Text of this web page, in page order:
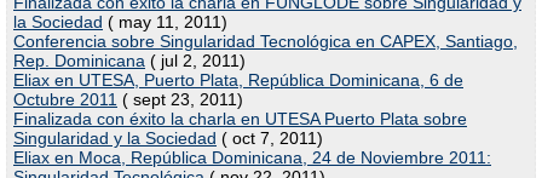
la Sociedad ( may 11, 2011)
Conferencia sobre Singularidad Tecnológica en CAPEX, Santiago,
Rep. Dominicana ( jul 2, 2011)
Eliax en UTESA, Puerto Plata, República Dominicana, 6 de
Octubre 2011 ( sept 23, 2011)
Finalizada con éxito la charla en UTESA Puerto Plata sobre
Singularidad y la Sociedad ( oct 7, 2011)
Eliax en Moca, República Dominicana, 24 de Noviembre 2011: